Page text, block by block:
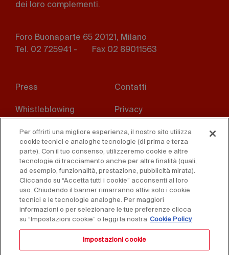
dei loro complementi.
Foro Buonaparte 65 20121, Milano
Tel. 02 725941 -
Fax 02 89011563
menu
Press Contatti
Whistleblowing Privacy
Disclaimer D. Lgs. 231/01
Cookies Condizioni di vendita
Dichiarazione di
accessibilità
Per offrirti una migliore esperienza, il nostro sito utilizza
cookie tecnici e analoghe tecnologie (di prima e terza
parte). Con il tuo consenso, utilizzeremo cookie e altre
tecnologie di tracciamento anche per altre finalità (quali,
ad esempio, funzionalità, prestazione, pubblicità mirata).
Cliccando su “Accetta tutti i cookie” acconsenti al loro
uso. Chiudendo il banner rimarranno attivi solo i cookie
tecnici e le tecnologie analoghe. Per maggiori
informazioni o per selezionare le tue preferenze clicca
su “Impostazioni cookie” o leggi la nostra Cookie Policy
Impostazioni cookie